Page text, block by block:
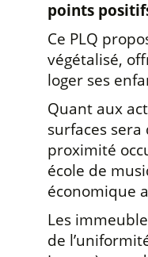
points
Ce PLQ
végétalisé,
loger ses
Quant aux
surfaces
proximité
école de
économique
Les
de